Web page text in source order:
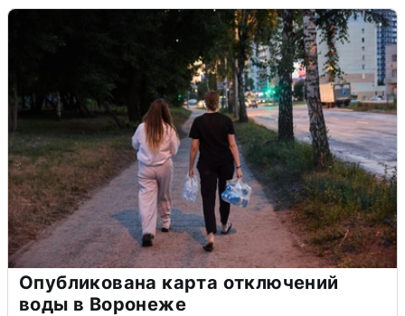
Опубликована карта отключений
воды в Воронеже